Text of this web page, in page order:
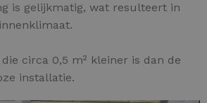
is gelijkmatig, wat resulteert in
circa 0,5 m² kleiner is dan de
installatie.